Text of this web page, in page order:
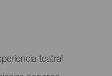
teatral